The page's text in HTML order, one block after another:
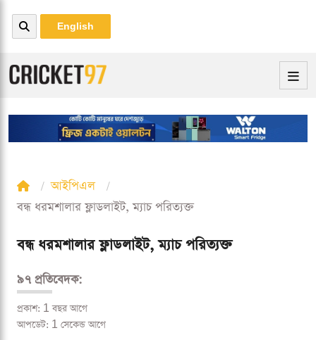
English
আইপিএল
বন্ধ ধরমশালার ফ্লাডলাইট, ম্যাচ পরিত্যক্ত
বন্ধ ধরমশালার ফ্লাডলাইট, ম্যাচ পরিত্যক্ত
৯৭ প্রতিবেদক:
প্রকাশ: 1 বছর আগে
আপডেট: 1 সেকেন্ড আগে